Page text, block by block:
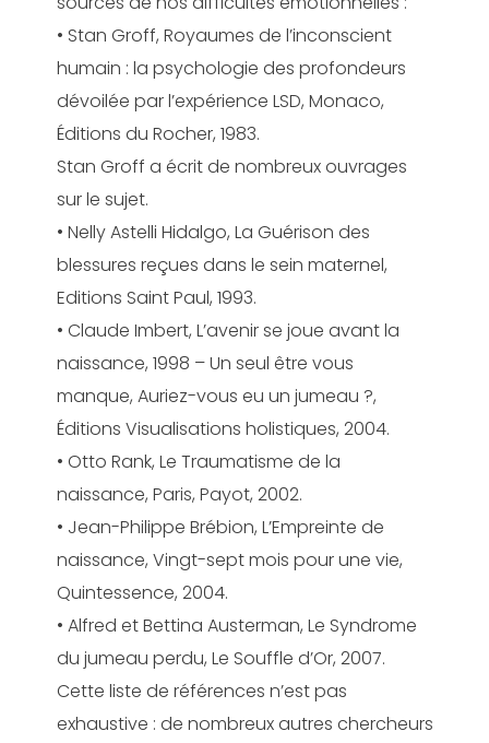
• Stan Groff, Royaumes de l’inconscient
humain : la psychologie des profondeurs
dévoilée par l’expérience LSD, Monaco,
Éditions du Rocher, 1983.
Stan Groff a écrit de nombreux ouvrages
sur le sujet.
• Nelly Astelli Hidalgo, La Guérison des
blessures reçues dans le sein maternel,
Editions Saint Paul, 1993.
• Claude Imbert, L’avenir se joue avant la
naissance, 1998 – Un seul être vous
manque, Auriez-vous eu un jumeau ?,
Éditions Visualisations holistiques, 2004.
• Otto Rank, Le Traumatisme de la
naissance, Paris, Payot, 2002.
• Jean-Philippe Brébion, L’Empreinte de
naissance, Vingt-sept mois pour une vie,
Quintessence, 2004.
• Alfred et Bettina Austerman, Le Syndrome
du jumeau perdu, Le Souffle d’Or, 2007.
Cette liste de références n’est pas
exhaustive : de nombreux autres chercheurs